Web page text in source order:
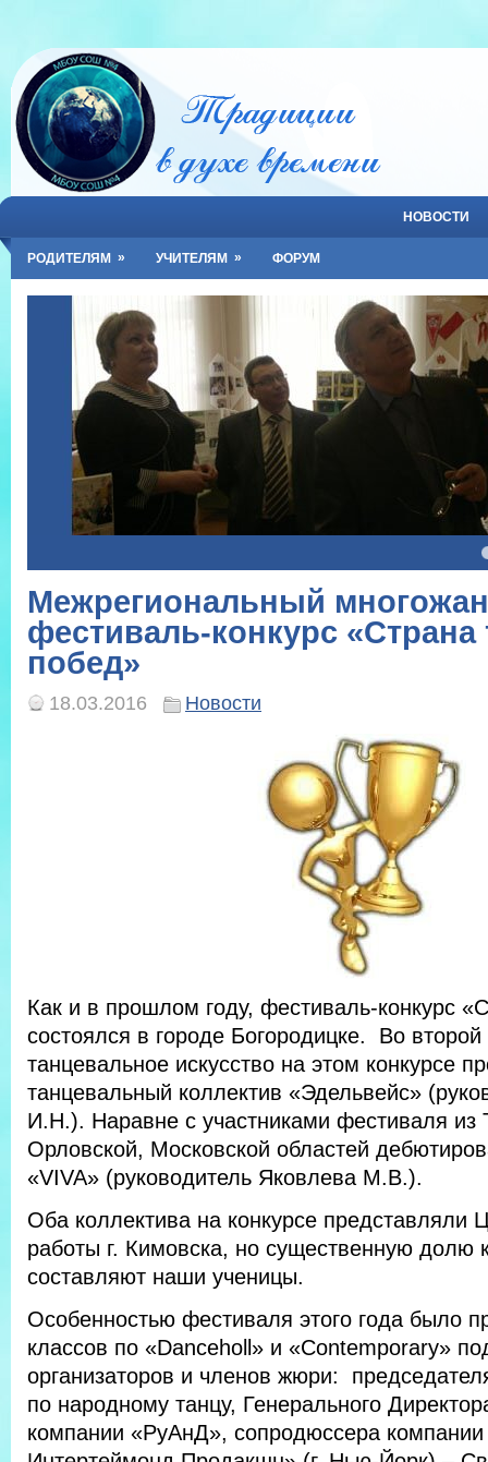
НОВОСТИ
РОДИТЕЛЯМ » УЧИТЕЛЯМ » ФОРУМ
Межрегиональный
фестиваль-конкурс «Страна
побед»
18.03.2016 Новости
Как и в прошлом году, фестиваль-конкурс
состоялся в городе Богородицке. Во второй
танцевальное искусство на этом конкурсе
танцевальный коллектив «Эдельвейс»
И.Н.). Наравне с участниками фестиваля из
Орловской, Московской областей
«VIVA» (руководитель Яковлева М.В.).
Оба коллектива на конкурсе представляли
работы г. Кимовска, но существенную долю
составляют наши ученицы.
Особенностью фестиваля этого года было
классов по «Danceholl» и «Contemporary»
организаторов и членов жюри:
по народному танцу, Генерального
компании «РуАнД», сопродюссера